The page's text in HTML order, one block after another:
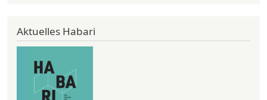
Aktuelles Habari